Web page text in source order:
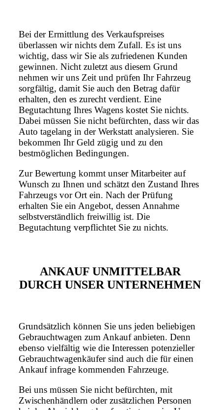
Bei der Ermittlung des Verkaufspreises
überlassen wir nichts dem Zufall. Es ist uns
wichtig, dass wir Sie als zufriedenen Kunden
gewinnen. Nicht zuletzt aus diesem Grund
nehmen wir uns Zeit und prüfen Ihr Fahrzeug
sorgfältig, damit Sie auch den Betrag dafür
erhalten, den es zurecht verdient. Eine
Begutachtung Ihres Wagens kostet Sie nichts.
Dabei müssen Sie nicht befürchten, dass wir das
Auto tagelang in der Werkstatt analysieren. Sie
bekommen Ihr Geld zügig und zu den
bestmöglichen Bedingungen.
Zur Bewertung kommt unser Mitarbeiter auf
Wunsch zu Ihnen und schätzt den Zustand Ihres
Fahrzeugs vor Ort ein. Nach der Prüfung
erhalten Sie ein Angebot, dessen Annahme
selbstverständlich freiwillig ist. Die
Begutachtung verpflichtet Sie zu nichts.
ANKAUF UNMITTELBAR
DURCH UNSER UNTERNEHMEN
Grundsätzlich können Sie uns jeden beliebigen
Gebrauchtwagen zum Ankauf anbieten. Denn
ebenso vielfältig wie die Interessen potenzieller
Gebrauchtwagenkäufer sind auch die für einen
Ankauf infrage kommenden Fahrzeuge.
Bei uns müssen Sie nicht befürchten, mit
Zwischenhändlern oder zusätzlichen Personen